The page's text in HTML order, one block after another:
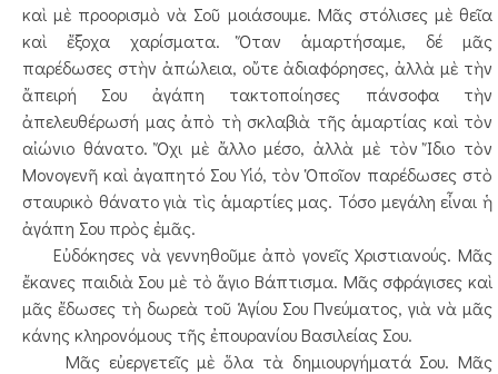
καὶ μὲ προορισμὸ νὰ Σοῦ μοιάσουμε. Μᾶς στόλισες μὲ θεῖα
καὶ ἔξοχα χαρίσματα. Ὅταν ἁμαρτήσαμε, δέ μᾶς
παρέδωσες στὴν ἀπώλεια, οὔτε ἀδιαφόρησες, ἀλλὰ μὲ τὴν
ἄπειρή Σου ἀγάπη τακτοποίησες πάνσοφα τὴν
ἀπελευθέρωσή μας ἀπὸ τὴ σκλαβιὰ τῆς ἁμαρτίας καὶ τὸν
αἰώνιο θάνατο. Ὄχι μὲ ἄλλο μέσο, ἀλλὰ μὲ τὸν Ἴδιο τὸν
Μονογενῆ καὶ ἀγαπητό Σου Υἱό, τὸν Ὁποῖον παρέδωσες στὸ
σταυρικὸ θάνατο γιὰ τὶς ἁμαρτίες μας. Τόσο μεγάλη εἶναι ἡ
ἀγάπη Σου πρὸς ἐμᾶς.
Εὐδόκησες νὰ γεννηθοῦμε ἀπὸ γονεῖς Χριστιανούς. Μᾶς
ἔκανες παιδιὰ Σου μὲ τὸ ἅγιο Βάπτισμα. Μᾶς σφράγισες καὶ
μᾶς ἔδωσες τὴ δωρεὰ τοῦ Ἁγίου Σου Πνεύματος, γιὰ νὰ μᾶς
κάνης κληρονόμους τῆς ἐπουρανίου Βασιλείας Σου.
Μᾶς εὐεργετεῖς μὲ ὅλα τὰ δημιουργήματά Σου. Μᾶς